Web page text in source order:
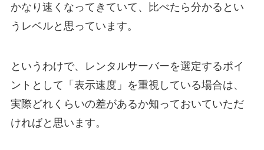
かなり速くなってきていて、比べたら分かるとい
うレベルと思っています。
というわけで、レンタルサーバーを選定するポイ
ントとして「表示速度」を重視している場合は、
実際どれくらいの差があるか知っておいていただ
ければと思います。